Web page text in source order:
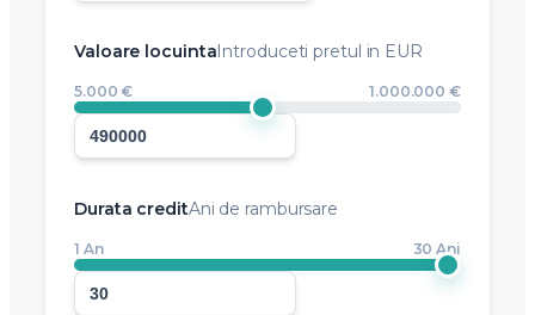
Valoare locuinta Introduceti pretul in EUR
5.000 € 1.000.000 €
Durata creditAni de rambursare
1 An 30 Ani